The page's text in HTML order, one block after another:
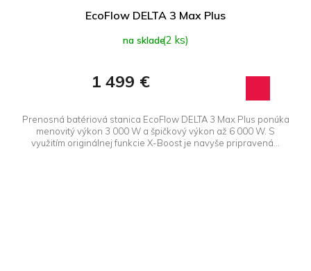
EcoFlow DELTA 3 Max Plus
na sklade(2 ks)
1 499 €
Prenosná batériová stanica EcoFlow DELTA 3 Max Plus ponúka
menovitý výkon 3 000 W a špičkový výkon až 6 000 W. S
využitím originálnej funkcie X-Boost je navyše pripravená...